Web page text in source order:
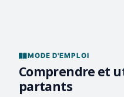
MODE D'EMPLOI
Comprendre et
partants